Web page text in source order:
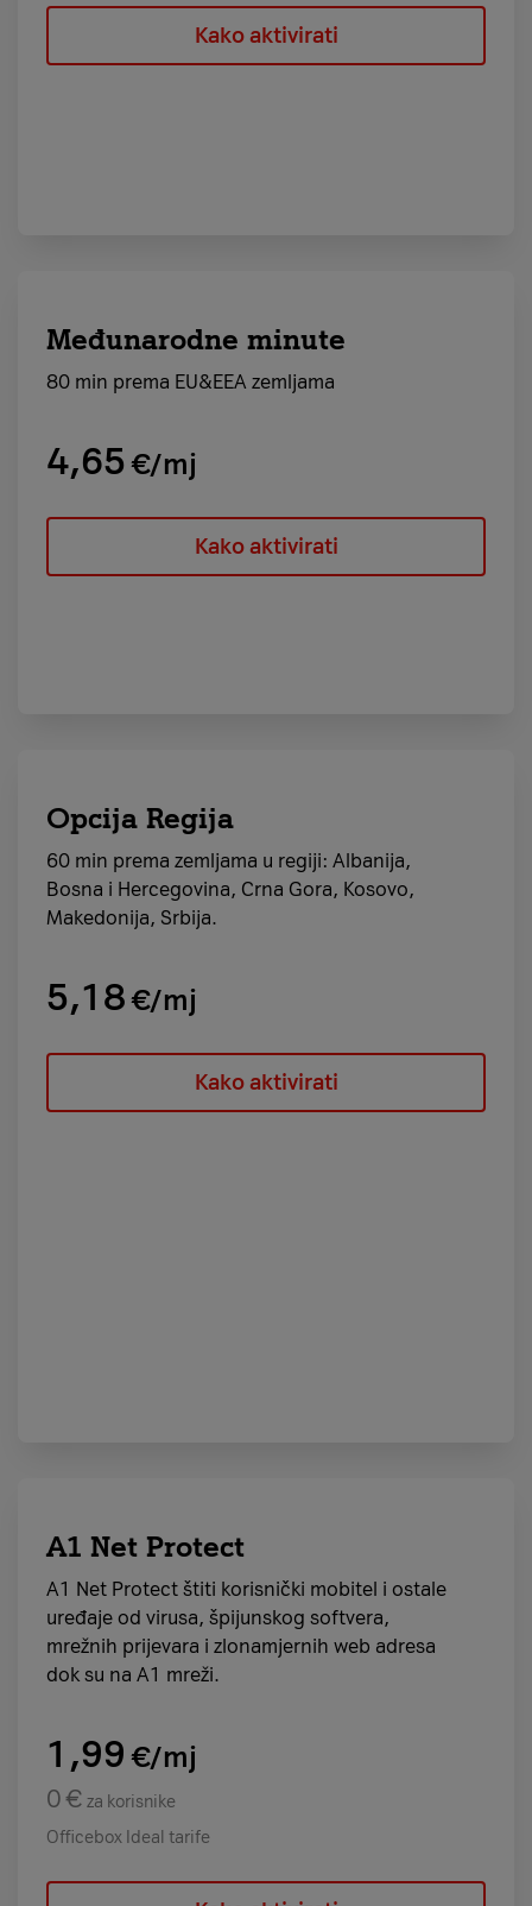
Kako aktivirati
Međunarodne minute
80 min prema EU&EEA zemljama
4,65€/mj
Kako aktivirati
Opcija Regija
60 min prema zemljama u regiji: Albanija,
Bosna i Hercegovina, Crna Gora, Kosovo,
Makedonija, Srbija.
5,18€/mj
Kako aktivirati
A1 Net Protect
A1 Net Protect štiti korisnički mobitel i ostale
uređaje od virusa, špijunskog softvera,
mrežnih prijevara i zlonamjernih web adresa
dok su na A1 mreži.
1,99 €/mj
0 € za korisnike
Officebox Ideal tarife